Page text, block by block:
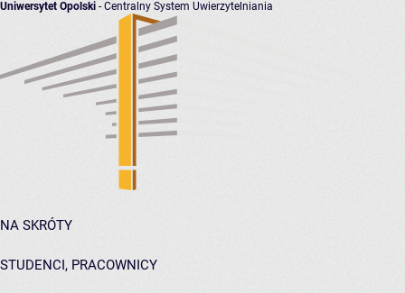
Uniwersytet Opolski - Centralny System Uwierzytelniania
NA SKRÓTY
STUDENCI, PRACOWNICY